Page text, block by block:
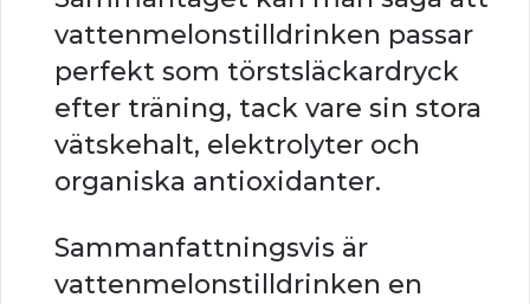
vattenmelonstilldrinken passar
perfekt som törstsläckardryck
efter träning, tack vare sin stora
vätskehalt, elektrolyter och
organiska antioxidanter.
Sammanfattningsvis är
vattenmelonstilldrinken en